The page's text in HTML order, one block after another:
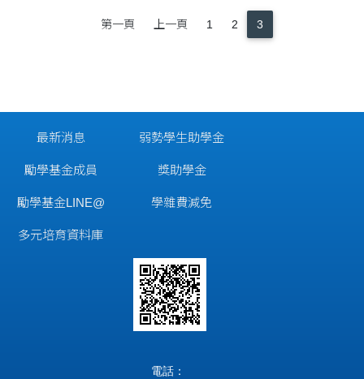
第一頁 上一頁 1 2 3
最新消息
勵學基金成員
勵學基金LINE@
多元培育資料庫
弱勢學生助學金
獎助學金
學雜費減免
電話：